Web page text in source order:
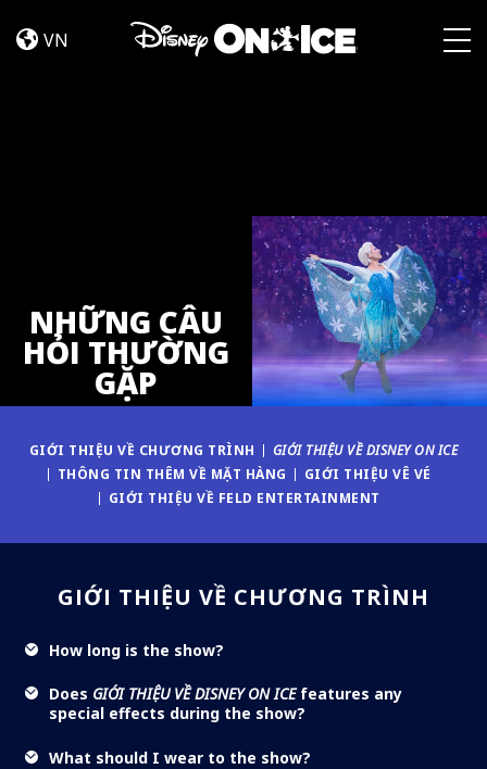
CÂU
VN
NHỮNG CÂU
HỎI THƯỜNG
GẶP
GIỚI THIỆU VỀ CHƯƠNG TRÌNH
GIỚI THIỆU VỀ DISNEY ON ICE
THÔNG TIN THÊM VỀ MẶT HÀNG
GIỚI THIỆU VÊ VÉ
GIỚI THIỆU VỀ FELD ENTERTAINMENT
GIỚI THIỆU VỀ CHƯƠNG TRÌNH
How long is the show?
Does GIỚI THIỆU VỀ DISNEY ON ICEfeatures any
special effects during the show?
What should I wear to the show?